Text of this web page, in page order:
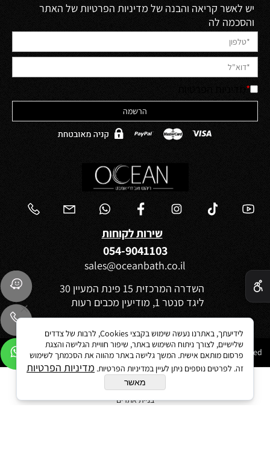
יש לאשר קריאה והבנה של מדיניות הפרטיות של האתר
והסכמה לה
*
שירות לקוחות
054-9041103
sales@oceanbath.co.il
השדרה המרכזית 15 פינת המעיין 30
ליגד סנטר 1, מודיעין מכבים רעות
בניית אתרים
לידיעתך, באתרנו נעשה שימוש בקבצי Cookies, לרבות של צדדים
שלישיים, לצורך ניתוח השימוש באתר, שיפור חוויית הגלישה והצגת
פרסום מותאם אישית. המשך גלישה באתר מהווה את הסכמתך לשימוש
זה. לפרטים נוספים ניתן לעיין במדיניות הפרטיות. מדיניות הפרטיות
מאשר